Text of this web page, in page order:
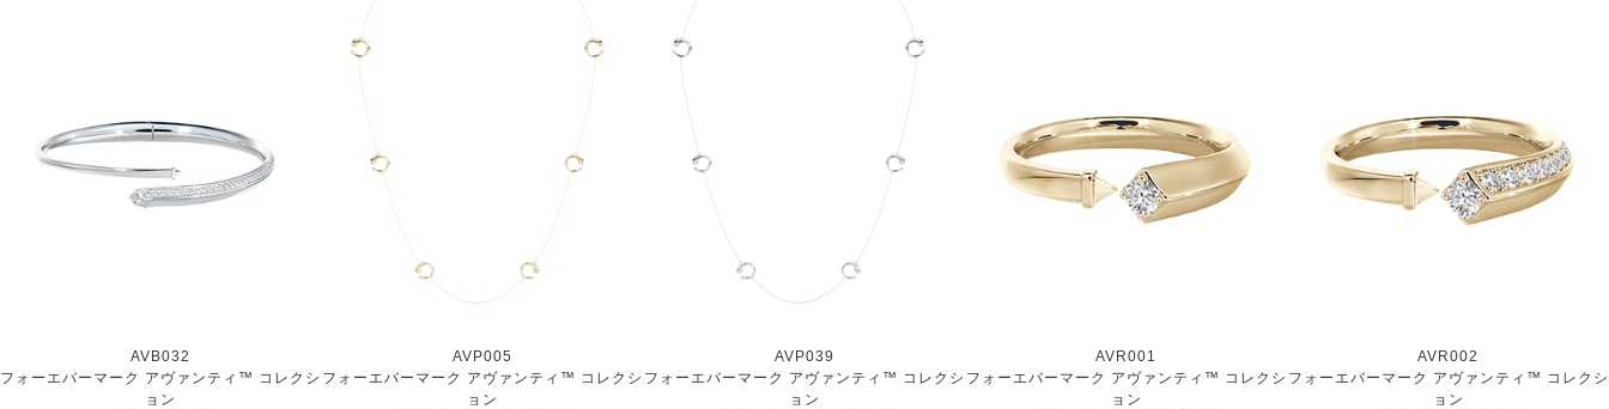
AVB032
フォーエバーマーク アヴァンティ™ コレクシ
ョン
AVP005
フォーエバーマーク アヴァンティ™ コレクシ
ョン
AVP039
フォーエバーマーク アヴァンティ™ コレクシ
ョン
AVR001
フォーエバーマーク アヴァンティ™ コレクシ
ョン
AVR002
フォーエバーマーク アヴァンティ™ コレクシ
ョン